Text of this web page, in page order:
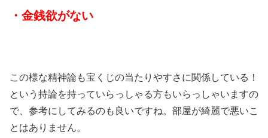
・金銭欲がない
この様な精神論も宝くじの当たりやすさに関係している！
という持論を持っていらっしゃる方もいらっしゃいますの
で、参考にしてみるのも良いですね。部屋が綺麗で悪いこ
とはありません。